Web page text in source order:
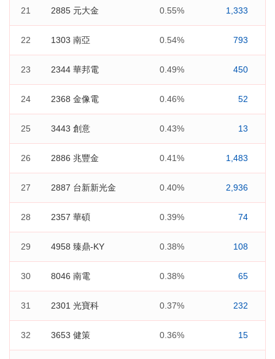
21 2885 元大金 0.55% 1,333
22 1303 南亞 0.54% 793
23 2344 華邦電 0.49% 450
24 2368 金像電 0.46% 52
25 3443 創意 0.43% 13
26 2886 兆豐金 0.41% 1,483
27 2887 台新新光金 0.40% 2,936
28 2357 華碩 0.39% 74
29 4958 臻鼎-KY 0.38% 108
30 8046 南電 0.38% 65
31 2301 光寶科 0.37% 232
32 3653 健策 0.36% 15